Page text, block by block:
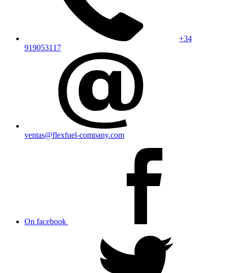
+34
919053117
ventas@flexfuel-company.com
On facebook